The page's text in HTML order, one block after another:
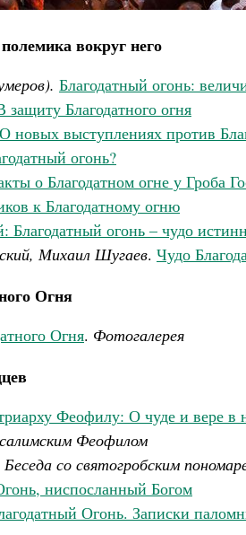
вокруг него
Благодатный огонь:
защиту Благодатного огня
О новых выступлениях против
огонь?
о Благодатном огне у Гроба
к Благодатному огню
Благодатный огонь – чудо
Михаил Шугаев. Чудо
Огня
Огня. Фотогалерея
Феофилу: О чуде и вере в
Феофилом
Беседа со святогробским
ниспосланный Богом
Огонь. Записки